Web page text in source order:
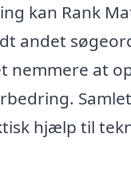
kan Rank
andet
nemmere at
hjælp til